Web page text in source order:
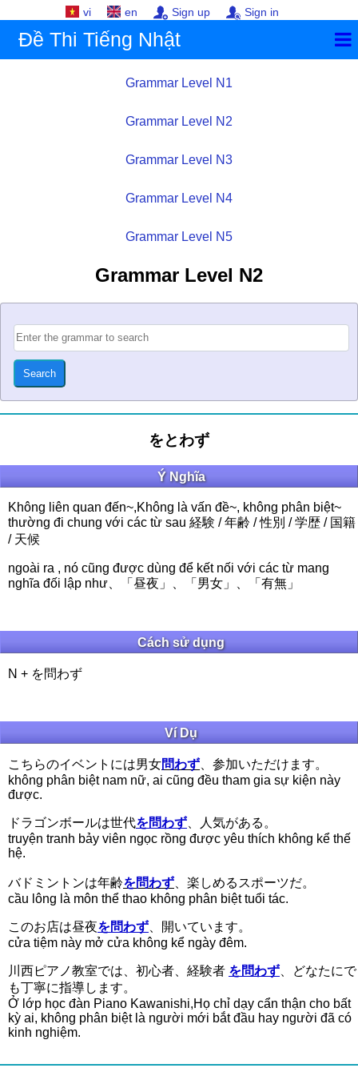
vi en Sign up Sign in
Đề Thi Tiếng Nhật
Grammar Level N1
Grammar Level N2
Grammar Level N3
Grammar Level N4
Grammar Level N5
Grammar Level N2
をとわず
Ý Nghĩa
Không liên quan đến~,Không là vấn đề~, không phân biệt~
thường đi chung với các từ sau 経験 / 年齢 / 性別 / 学歴 / 国籍
/ 天候
ngoài ra , nó cũng được dùng để kết nối với các từ mang
nghĩa đối lập như、「昼夜」、「男女」、「有無」
Cách sử dụng
N + を問わず
Ví Dụ
こちらのイベントには男女問わず 、参加いただけます。
không phân biệt nam nữ, ai cũng đều tham gia sự kiện này
được.
ドラゴンボールは世代を問わず 、人気がある。
truyện tranh bảy viên ngọc rồng được yêu thích không kể thế
hệ.
バドミントンは年齢を問わず 、楽しめるスポーツだ。
cầu lông là môn thể thao không phân biệt tuổi tác.
このお店は昼夜を問わず 、開いています。
cửa tiệm này mở cửa không kể ngày đêm.
川西ピアノ教室では、初心者、経験者 を問わず 、どなたにで
も丁寧に指導します。
Ở lớp học đàn Piano Kawanishi,Họ chỉ dạy cẩn thận cho bất
kỳ ai, không phân biệt là người mới bắt đầu hay người đã có
kinh nghiệm.